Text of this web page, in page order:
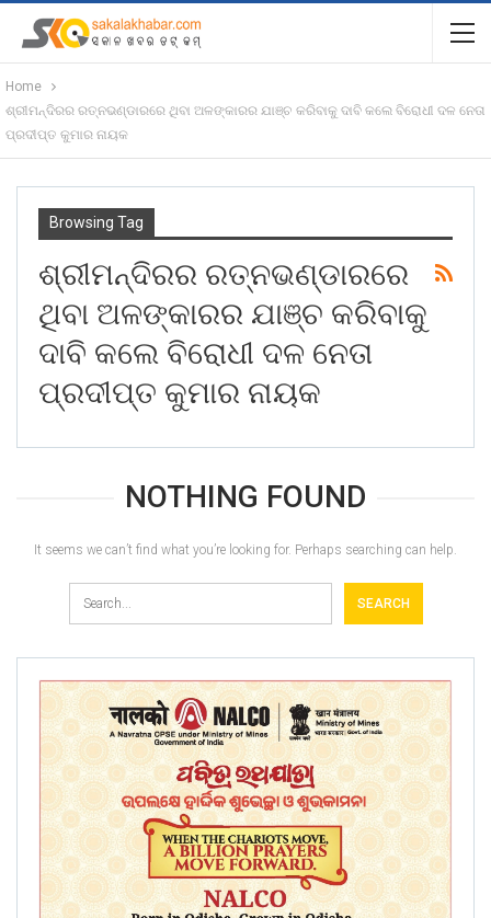
Home
ଶ୍ରୀମନ୍ଦିରର ରତ୍ନଭଣ୍ଡାରରେ ଥିବା ଅଳଙ୍କାରର ଯାଞ୍ଚ କରିବାକୁ ଦାବି କଲେ ବିରୋଧୀ ଦଳ ନେତା
ପ୍ରଦୀପ୍ତ କୁମାର ନାୟକ
Browsing Tag
ଶ୍ରୀମନ୍ଦିରର ରତ୍ନଭଣ୍ଡାରରେ
ଥିବା ଅଳଙ୍କାରର ଯାଞ୍ଚ କରିବାକୁ
ଦାବି କଲେ ବିରୋଧୀ ଦଳ ନେତା
ପ୍ରଦୀପ୍ତ କୁମାର ନାୟକ
NOTHING FOUND
It seems we can’t find what you’re looking for. Perhaps searching can help.